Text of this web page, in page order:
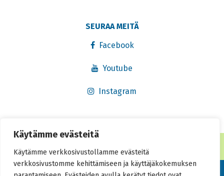
Käytämme evästeitä
Käytämme verkkosivustollamme evästeitä
verkkosivustomme kehittämiseen ja käyttäjäkokemuksen
SEURAA MEITÄ
Facebook
Youtube
Instagram
® Rekisteröity tavaramerkki 2016. Kaikki oikeudet pidätetään.
Tietosuojaseloste